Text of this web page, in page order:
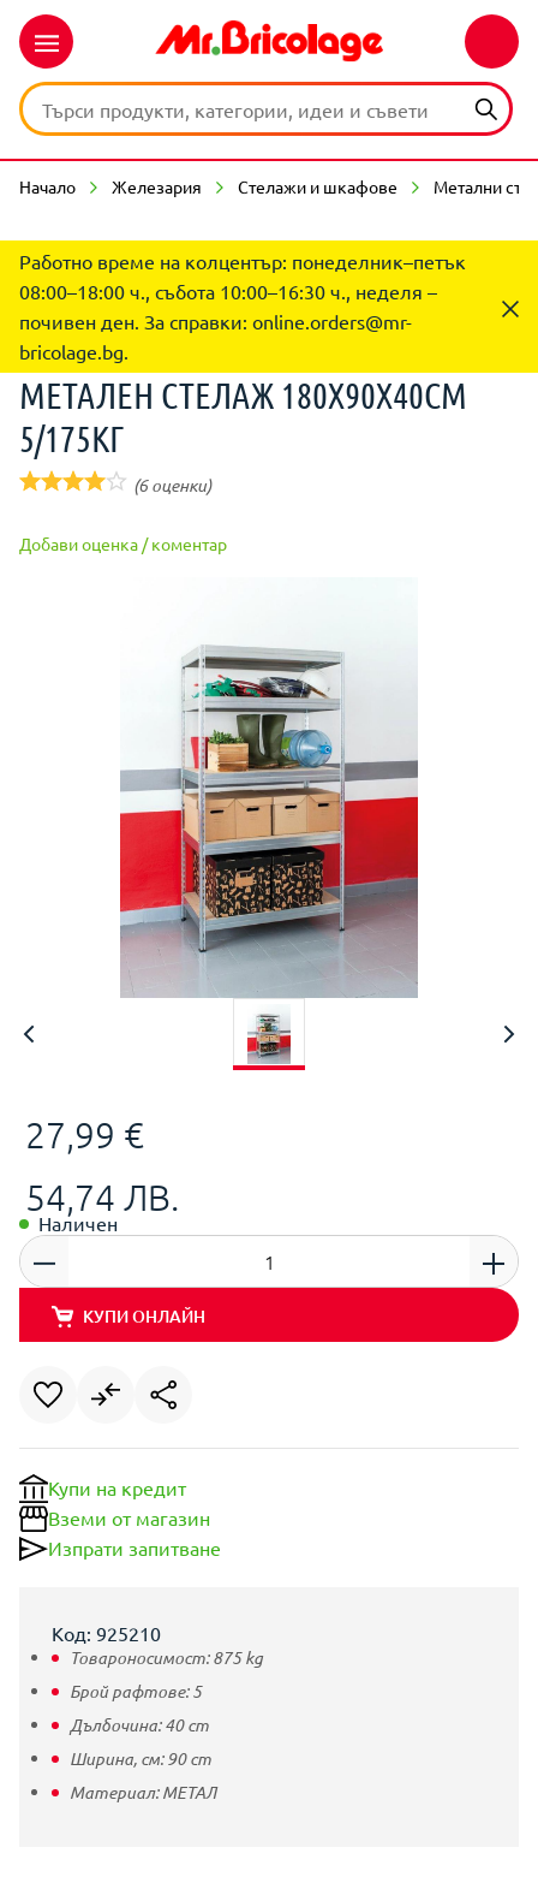
Начало Железария Стелажи и шкафове Метални
Работно време на колцентър: понеделник–петък
08:00–18:00 ч., събота 10:00–16:30 ч., неделя –
почивен ден. За справки: online.orders@mr-
bricolage.bg.
МЕТАЛЕН СТЕЛАЖ 180Х90Х40СМ
5/175КГ
(6 оценки)
Добави оценка / коментар
27,99 €
54,74 ЛВ.
Наличен
КУПИ ОНЛАЙН
Купи на кредит
Вземи от магазин
Изпрати запитване
Код: 925210
Товароносимост:875kg
Брой рафтове:5
Дълбочина:40cm
Ширина, см:90cm
Материал:МЕТАЛ